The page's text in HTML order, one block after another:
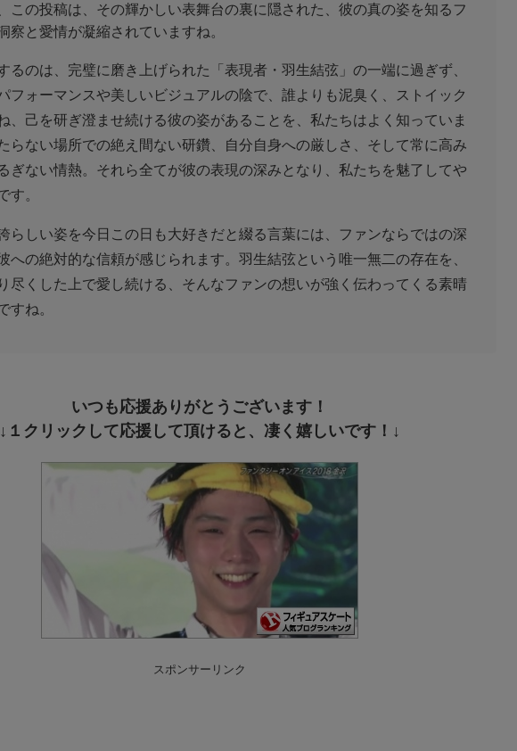
この投稿は、その輝かしい表舞台の裏に隠された、彼の真の姿を知るフ
察と愛情が凝縮されていますね。
るのは、完璧に磨き上げられた「表現者・羽生結弦」の一端に過ぎず、
フォーマンスや美しいビジュアルの陰で、誰よりも泥臭く、ストイック
、己を研ぎ澄ませ続ける彼の姿があることを、私たちはよく知っていま
らない場所での絶え間ない研鑽、自分自身への厳しさ、そして常に高み
ぎない情熱。それら全てが彼の表現の深みとなり、私たちを魅了してや
す。
らしい姿を今日この日も大好きだと綴る言葉には、ファンならではの深
への絶対的な信頼が感じられます。羽生結弦という唯一無二の存在を、
尽くした上で愛し続ける、そんなファンの想いが強く伝わってくる素晴
すね。
いつも応援ありがとうございます！
↓１クリックして応援して頂けると、凄く嬉しいです！↓
スポンサーリンク